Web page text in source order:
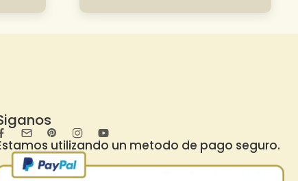
utilizando un metodo de pago seguro.